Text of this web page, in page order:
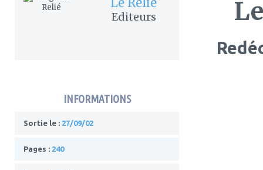
Editeurs
INFORMATIONS
Sortie le : 27/09/02
Pages : 240